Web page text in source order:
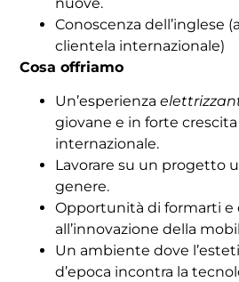
Conoscenza dell’inglese
clientela internazionale)
Cosa offriamo
Un’esperienza
giovane e in forte
internazionale.
Lavorare su un progetto
genere.
Opportunità di formarti e
all’innovazione della
Un ambiente dove
d’epoca incontra la